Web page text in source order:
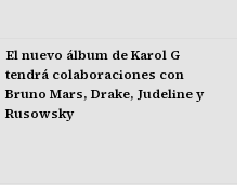
El nuevo álbum de Karol G
tendrá colaboraciones con
Bruno Mars, Drake, Judeline y
Rusowsky